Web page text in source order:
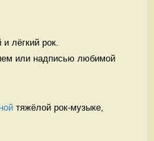
лёгкий рок.
или надписью любимой
тяжёлой рок-музыке,